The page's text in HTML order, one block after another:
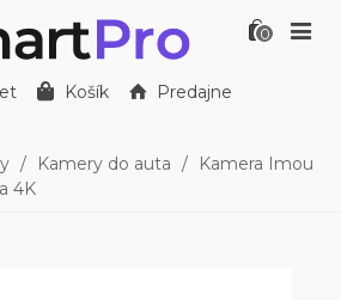
0
Košík Predajne
/ Kamery do auta /
Kamera Imou
4K